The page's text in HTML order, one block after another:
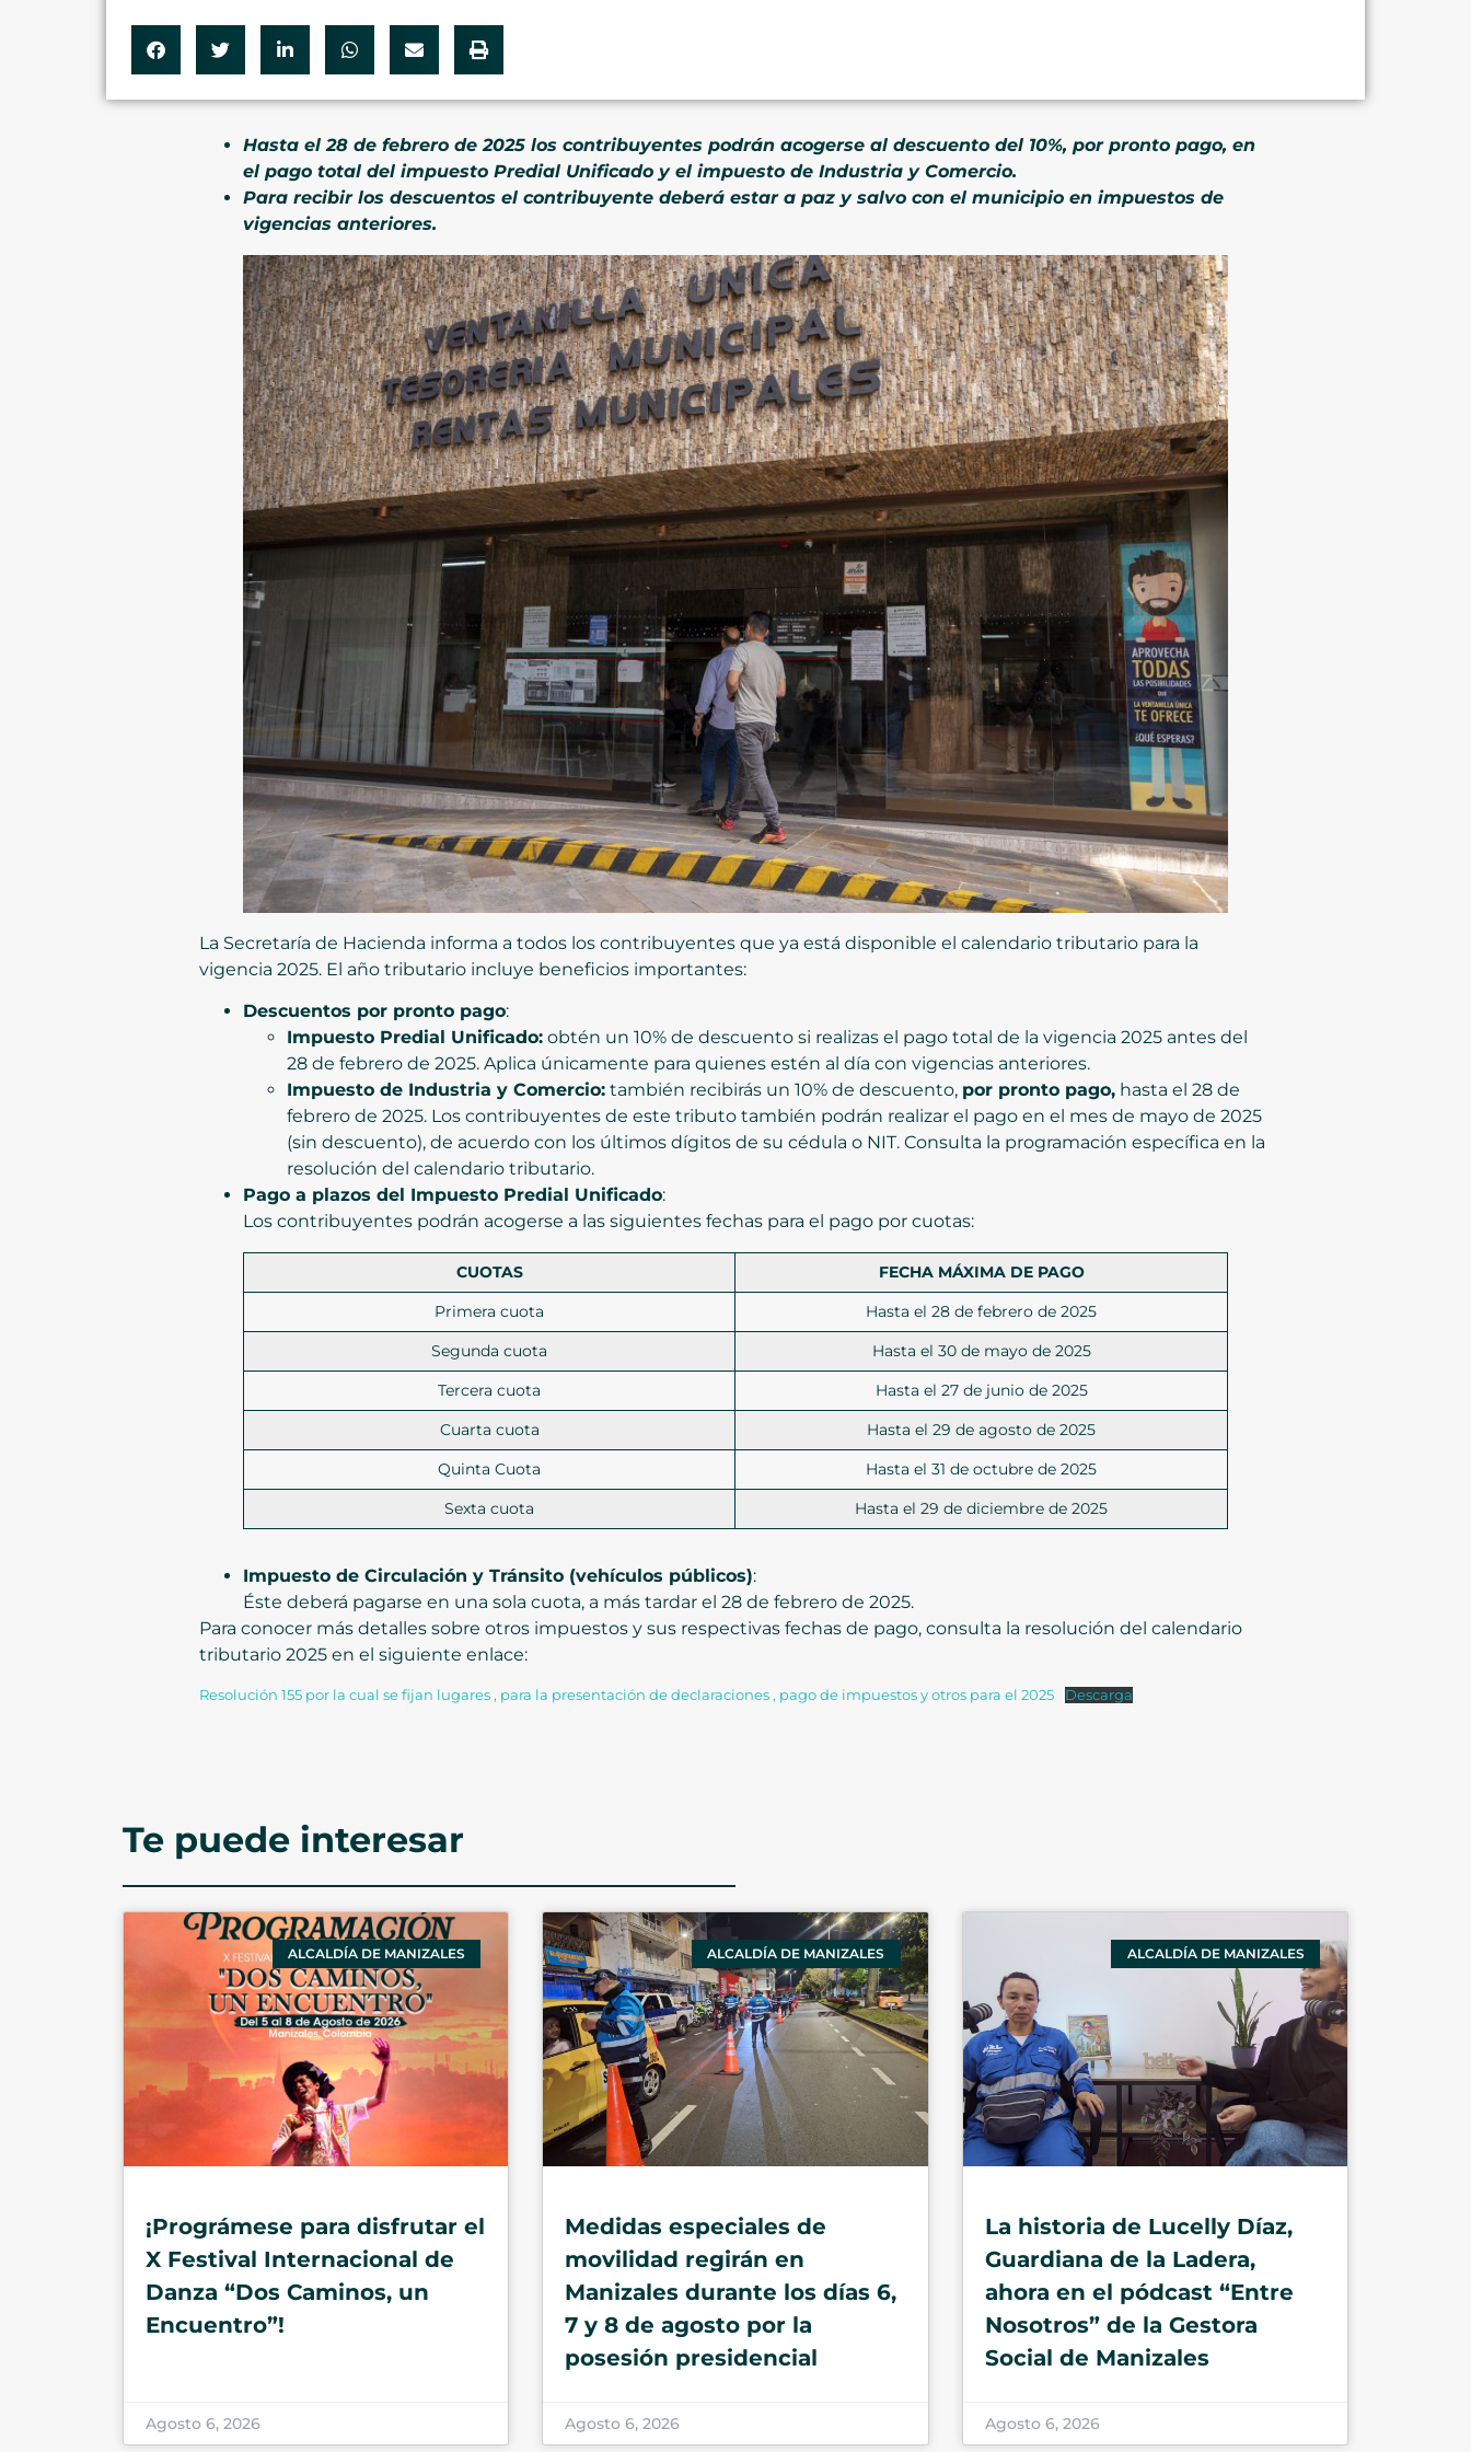
Hasta el 28 de febrero de 2025 los contribuyentes podrán acogerse al descuento del 10%, por pronto pago, en
el pago total del impuesto Predial Unificado y el impuesto de Industria y Comercio.
Para recibir los descuentos el contribuyente deberá estar a paz y salvo con el municipio en impuestos de
vigencias anteriores.
La Secretaría de Hacienda informa a todos los contribuyentes que ya está disponible el calendario tributario para la
vigencia 2025. El año tributario incluye beneficios importantes:
Descuentos por pronto pago:
Impuesto Predial Unificado: obtén un 10% de descuento si realizas el pago total de la vigencia 2025 antes del
28 de febrero de 2025. Aplica únicamente para quienes estén al día con vigencias anteriores.
Impuesto de Industria y Comercio: también recibirás un 10% de descuento, por pronto pago, hasta el 28 de
febrero de 2025. Los contribuyentes de este tributo también podrán realizar el pago en el mes de mayo de 2025
(sin descuento), de acuerdo con los últimos dígitos de su cédula o NIT. Consulta la programación específica en la
resolución del calendario tributario.
Pago a plazos del Impuesto Predial Unificado:
Los contribuyentes podrán acogerse a las siguientes fechas para el pago por cuotas:
CUOTAS
FECHA MÁXIMA DE PAGO
Primera cuota
Hasta el 28 de febrero de 2025
Segunda cuota
Hasta el 30 de mayo de 2025
Tercera cuota
Hasta el 27 de junio de 2025
Cuarta cuota
Hasta el 29 de agosto de 2025
Quinta Cuota
Hasta el 31 de octubre de 2025
Sexta cuota
Hasta el 29 de diciembre de 2025
Impuesto de Circulación y Tránsito (vehículos públicos):
Éste deberá pagarse en una sola cuota, a más tardar el 28 de febrero de 2025.
Para conocer más detalles sobre otros impuestos y sus respectivas fechas de pago, consulta la resolución del calendario
tributario 2025 en el siguiente enlace:
Resolución 155 por la cual se fijan lugares , para la presentación de declaraciones , pago de impuestos y otros para el 2025 Descarga
Te puede interesar
ALCALDÍA DE MANIZALES
¡Prográmese para disfrutar el
X Festival Internacional de
Danza “Dos Caminos, un
Encuentro”!
Agosto 6, 2026
ALCALDÍA DE MANIZALES
Medidas especiales de
movilidad regirán en
Manizales durante los días 6,
7 y 8 de agosto por la
posesión presidencial
Agosto 6, 2026
ALCALDÍA DE MANIZALES
La historia de Lucelly Díaz,
Guardiana de la Ladera,
ahora en el pódcast “Entre
Nosotros” de la Gestora
Social de Manizales
Agosto 6, 2026